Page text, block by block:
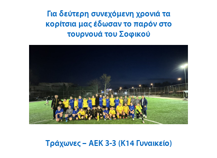
Για δεύτερη συνεχόμενη χρονιά τα
κορίτσια μας έδωσαν το παρόν στο
τουρνουά του Σοφικού
Τράχωνες – ΑΕΚ 3-3 (Κ14 Γυναικείο)